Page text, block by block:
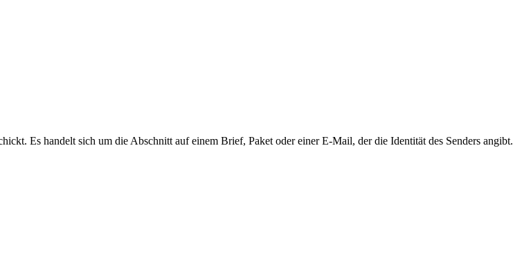
Es handelt sich um die Abschnitt auf einem Brief, Paket oder einer E-Mail, der die Identität des Senders angibt.